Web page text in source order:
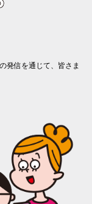
発信を通じて、皆さま